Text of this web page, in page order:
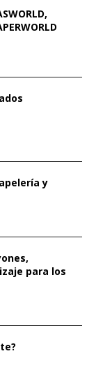
y
para los